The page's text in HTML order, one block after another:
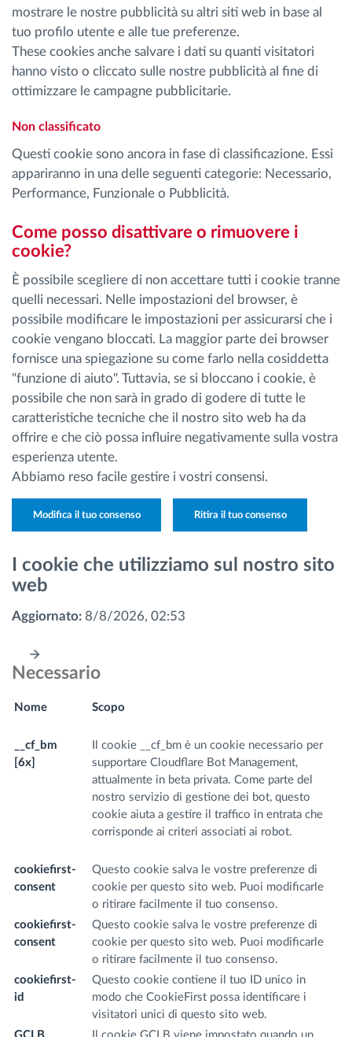
mostrare le nostre pubblicità su altri siti web in base al
tuo profilo utente e alle tue preferenze.
These cookies anche salvare i dati su quanti visitatori
hanno visto o cliccato sulle nostre pubblicità al fine di
ottimizzare le campagne pubblicitarie.
Non classificato
Questi cookie sono ancora in fase di classificazione. Essi
appariranno in una delle seguenti categorie: Necessario,
Performance, Funzionale o Pubblicità.
Come posso disattivare o rimuovere i
cookie?
È possibile scegliere di non accettare tutti i cookie tranne
quelli necessari. Nelle impostazioni del browser, è
possibile modificare le impostazioni per assicurarsi che i
cookie vengano bloccati. La maggior parte dei browser
fornisce una spiegazione su come farlo nella cosiddetta
"funzione di aiuto". Tuttavia, se si bloccano i cookie, è
possibile che non sarà in grado di godere di tutte le
caratteristiche tecniche che il nostro sito web ha da
offrire e che ciò possa influire negativamente sulla vostra
esperienza utente.
Abbiamo reso facile gestire i vostri consensi.
Modifica il tuo consenso Ritira il tuo consenso
I cookie che utilizziamo sul nostro sito
web
Aggiornato: 8/8/2026, 02:53
Necessario
Nome Scopo
__cf_bm
[6x]
Il cookie __cf_bm è un cookie necessario per
supportare Cloudflare Bot Management,
attualmente in beta privata. Come parte del
nostro servizio di gestione dei bot, questo
cookie aiuta a gestire il traffico in entrata che
corrisponde ai criteri associati ai robot.
cookiefirst-
consent
Questo cookie salva le vostre preferenze di
cookie per questo sito web. Puoi modificarle
o ritirare facilmente il tuo consenso.
cookiefirst-
consent
Questo cookie salva le vostre preferenze di
cookie per questo sito web. Puoi modificarle
o ritirare facilmente il tuo consenso.
cookiefirst-
id
Questo cookie contiene il tuo ID unico in
modo che CookieFirst possa identificare i
visitatori unici di questo sito web.
GCLB Il cookie GCLB viene impostato quando un